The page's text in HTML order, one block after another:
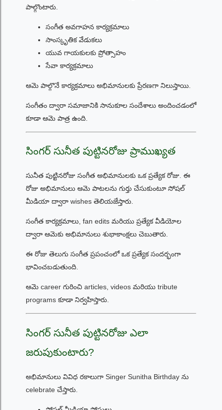
పాల్గొంటారు.
సంగీత అవగాహన కార్యక్రమాలు
సాంస్కృతిక వేడుకలు
యువ గాయకులకు ప్రోత్సాహం
సేవా కార్యక్రమాలు
ఆమె పాల్గొనే కార్యక్రమాలు అభిమానులకు ప్రేరణగా నిలుస్తాయి.
సంగీతం ద్వారా సమాజానికి సానుకూల సందేశాలు అందించడంలో
కూడా ఆమె పాత్ర ఉంది.
సింగర్ సునీత పుట్టినరోజు ప్రాముఖ్యత
సునీత పుట్టినరోజు సంగీత అభిమానులకు ఒక ప్రత్యేక రోజు. ఈ
రోజు అభిమానులు ఆమె పాటలను గుర్తు చేసుకుంటూ సోషల్
మీడియా ద్వారా wishes తెలియజేస్తారు.
సంగీత కార్యక్రమాలు, fan edits మరియు ప్రత్యేక వీడియోల
ద్వారా ఆమెకు అభిమానులు శుభాకాంక్షలు చెబుతారు.
ఈ రోజు తెలుగు సంగీత ప్రపంచంలో ఒక ప్రత్యేక సందర్భంగా
భావించబడుతుంది.
ఆమె career గురించి articles, videos మరియు tribute
programs కూడా నిర్వహిస్తారు.
సింగర్ సునీత పుట్టినరోజు ఎలా
జరుపుకుంటారు?
అభిమానులు వివిధ రకాలుగా Singer Sunitha Birthday ను
celebrate చేస్తారు.